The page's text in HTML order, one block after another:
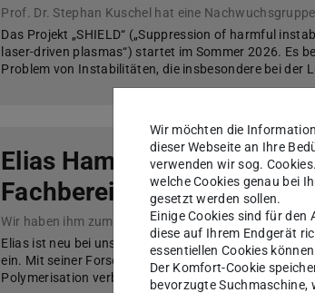
Das Projekt „SHIELD“ („Suppression of harmful
laser-driven plasmas“) startet im Sommer 2026. Es
Problem von Instabilitäten, die insbesondere bei der
Elias Hamel | M.Sc. – Neu
Fachbereich im IKP | AG
Elias ist neu bei uns gestartet und taucht direkt in
ein. Mit seiner Forschung an hochpräzisen Targets
Polymerisation verbindet er Physik, Chemie und
Wir möchten die
dieser Webseite an Ihre
verwenden wir sog.
welche Cookies genau bei
gesetzt werden sollen.
Einige Cookies sind für
diese auf Ihrem Endgerät
essentiellen Cookies
Der Komfort-Cookie
bevorzugte Suchmaschine,